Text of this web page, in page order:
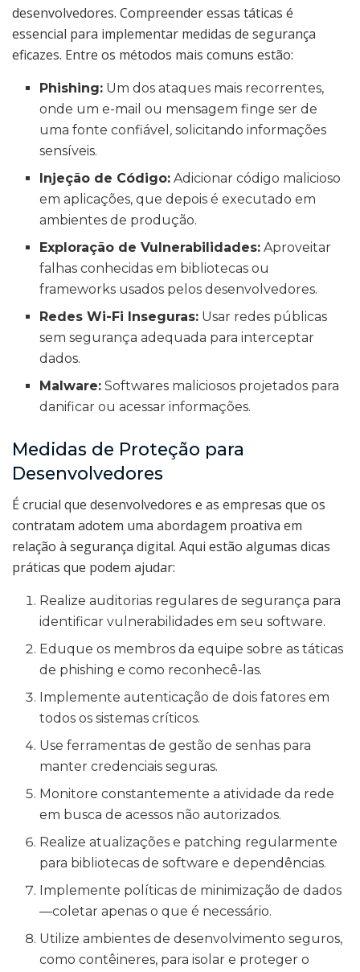
desenvolvedores. Compreender essas táticas é
essencial para implementar medidas de segurança
eficazes. Entre os métodos mais comuns estão:
Phishing: Um dos ataques mais recorrentes,
onde um e-mail ou mensagem finge ser de
uma fonte confiável, solicitando informações
sensíveis.
Injeção de Código: Adicionar código malicioso
em aplicações, que depois é executado em
ambientes de produção.
Exploração de Vulnerabilidades: Aproveitar
falhas conhecidas em bibliotecas ou
frameworks usados pelos desenvolvedores.
Redes Wi-Fi Inseguras: Usar redes públicas
sem segurança adequada para interceptar
dados.
Malware: Softwares maliciosos projetados para
danificar ou acessar informações.
Medidas de Proteção para
Desenvolvedores
É crucial que desenvolvedores e as empresas que os
contratam adotem uma abordagem proativa em
relação à segurança digital. Aqui estão algumas dicas
práticas que podem ajudar:
Realize auditorias regulares de segurança para
identificar vulnerabilidades em seu software.
Eduque os membros da equipe sobre as táticas
de phishing e como reconhecê-las.
Implemente autenticação de dois fatores em
todos os sistemas críticos.
Use ferramentas de gestão de senhas para
manter credenciais seguras.
Monitore constantemente a atividade da rede
em busca de acessos não autorizados.
Realize atualizações e patching regularmente
para bibliotecas de software e dependências.
Implemente políticas de minimização de dados
—coletar apenas o que é necessário.
Utilize ambientes de desenvolvimento seguros,
como contêineres, para isolar e proteger o